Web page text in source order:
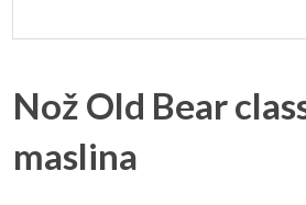
Nož Old Bear
maslina